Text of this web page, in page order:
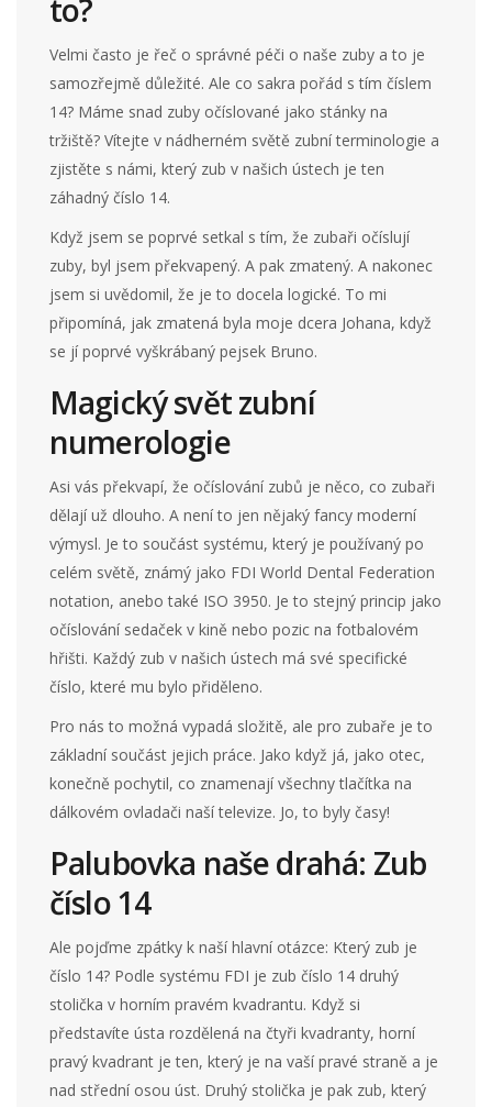
to?
Velmi často je řeč o správné péči o naše zuby a to je
samozřejmě důležité. Ale co sakra pořád s tím číslem
14? Máme snad zuby očíslované jako stánky na
tržiště? Vítejte v nádherném světě zubní terminologie a
zjistěte s námi, který zub v našich ústech je ten
záhadný číslo 14.
Když jsem se poprvé setkal s tím, že zubaři očíslují
zuby, byl jsem překvapený. A pak zmatený. A nakonec
jsem si uvědomil, že je to docela logické. To mi
připomíná, jak zmatená byla moje dcera Johana, když
se jí poprvé vyškrábaný pejsek Bruno.
Magický svět zubní
numerologie
Asi vás překvapí, že očíslování zubů je něco, co zubaři
dělají už dlouho. A není to jen nějaký fancy moderní
výmysl. Je to součást systému, který je používaný po
celém světě, známý jako FDI World Dental Federation
notation, anebo také ISO 3950. Je to stejný princip jako
očíslování sedaček v kině nebo pozic na fotbalovém
hřišti. Každý zub v našich ústech má své specifické
číslo, které mu bylo přiděleno.
Pro nás to možná vypadá složitě, ale pro zubaře je to
základní součást jejich práce. Jako když já, jako otec,
konečně pochytil, co znamenají všechny tlačítka na
dálkovém ovladači naší televize. Jo, to byly časy!
Palubovka naše drahá: Zub
číslo 14
Ale pojďme zpátky k naší hlavní otázce: Který zub je
číslo 14? Podle systému FDI je zub číslo 14 druhý
stolička v horním pravém kvadrantu. Když si
představíte ústa rozdělená na čtyři kvadranty, horní
pravý kvadrant je ten, který je na vaší pravé straně a je
nad střední osou úst. Druhý stolička je pak zub, který